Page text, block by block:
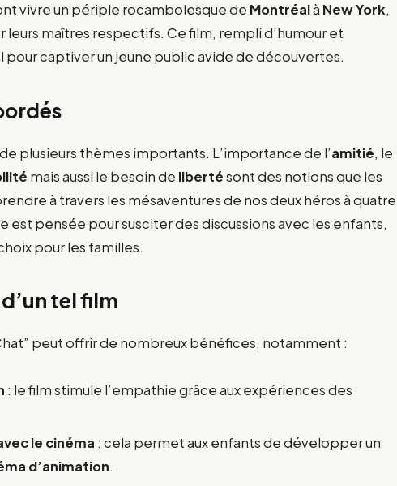
vivre un périple rocambolesque de Montréalà New York,
leurs maîtres respectifs. Ce film, rempli d’humour et
pour captiver un jeune public avide de découvertes.
plusieurs thèmes importants. L’importance de l’amitié, le
mais aussi le besoin de libertésont des notions que les
à travers les mésaventures de nos deux héros à quatre
est pensée pour susciter des discussions avec les enfants,
pour les familles.
tel film
peut offrir de nombreux bénéfices, notamment :
: le film stimule l’empathie grâce aux expériences des
le cinéma : cela permet aux enfants de développer un
d’animation.